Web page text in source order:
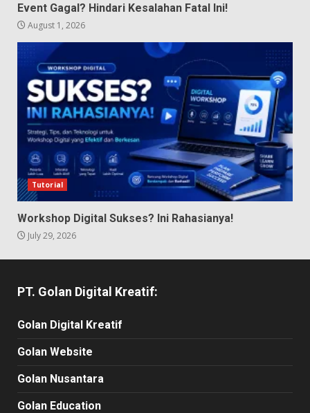
Event Gagal? Hindari Kesalahan Fatal Ini!
August 1, 2026
Tutorial
Workshop Digital Sukses? Ini Rahasianya!
July 29, 2026
PT. Golan Digital Kreatif:
Golan Digital Kreatif
Golan Website
Golan Nusantara
Golan Education